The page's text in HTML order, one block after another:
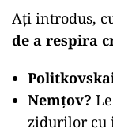
Ați introdus,
de a respira
Nemțov?
zidurilor cu